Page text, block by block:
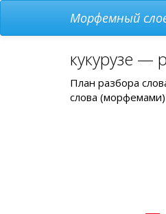
Морфемный
кукурузе —
План разбора
слова